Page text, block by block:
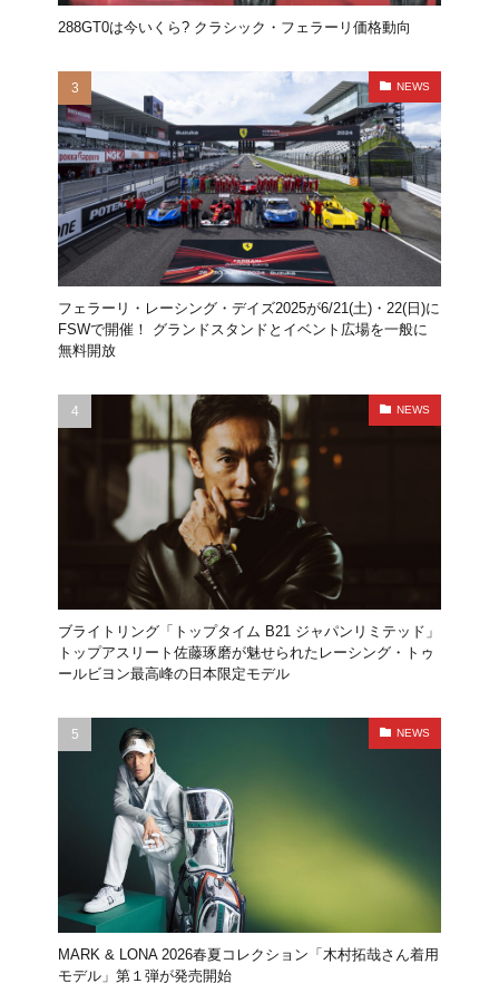
288GT0は今いくら? クラシック・フェラーリ価格動向
NEWS
フェラーリ・レーシング・デイズ2025が6/21(土)・22(日)に
FSWで開催！ グランドスタンドとイベント広場を一般に
無料開放
NEWS
ブライトリング「トップタイム B21 ジャパンリミテッド」
トップアスリート佐藤琢磨が魅せられたレーシング・トゥ
ールビヨン最高峰の日本限定モデル
NEWS
MARK & LONA 2026春夏コレクション「木村拓哉さん着用
モデル」第１弾が発売開始